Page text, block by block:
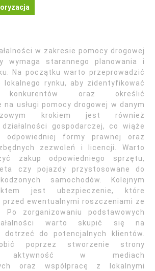
w zakresie pomocy drogowej
wymaga starannego planowania i
Na początku warto przeprowadzić
lokalnego rynku, aby zidentyfikować
konkurentów oraz określić
na usługi pomocy drogowej w danym
krokiem jest również
gospodarczej, co wiąże
formy prawnej oraz
zezwoleń i licencji. Warto
zakup odpowiedniego sprzętu,
czy pojazdy przystosowane do
samochodów. Kolejnym
jest ubezpieczenie, które
przed ewentualnymi roszczeniami ze
Po zorganizowaniu podstawowych
warto skupić się na
dotrzeć do potencjalnych klientów.
poprzez stworzenie strony
aktywność w mediach
oraz współpracę z lokalnymi